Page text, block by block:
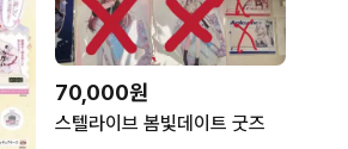
70,000원
스텔라이브 봄빛데이트 굿즈